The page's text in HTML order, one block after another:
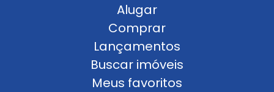
Alugar
Comprar
Lançamentos
Buscar imóveis
Meus favoritos